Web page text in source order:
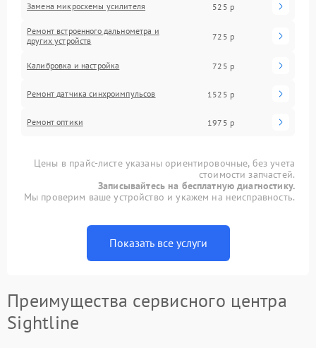
Замена микросхемы усилителя 525 р
Ремонт встроенного дальнометра и
других устройств
725 р
Калибровка и настройка 725 р
Ремонт датчика синхроимпульсов 1525 р
Ремонт оптики 1975 р
Цены в прайс-листе указаны ориентировочные, без учета
стоимости запчастей.
Записывайтесь на бесплатную диагностику.
Мы проверим ваше устройство и укажем на неисправность.
Показать все услуги
Преимущества сервисного центра
Sightline